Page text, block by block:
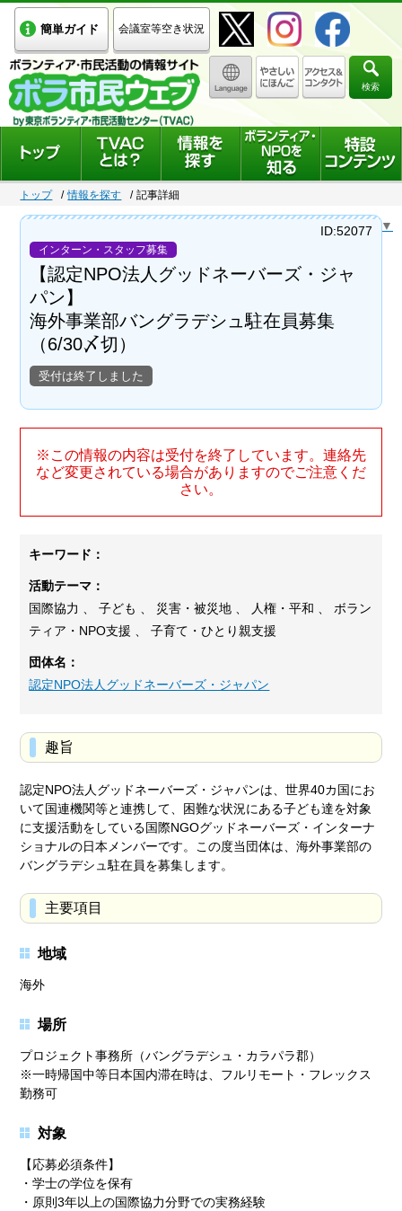
簡単ガイド 会議室等空き状況
検索
トップ 情報を探す 記事詳細
Select Language ▼
インターン・スタッフ募集
【認定NPO法人グッドネーバーズ・ジャ
パン】
海外事業部バングラデシュ駐在員募集
（6/30〆切）
受付は終了しました
ID:52077
※この情報の内容は受付を終了しています。連絡先
など変更されている場合がありますのでご注意くだ
さい。
キーワード：
活動テーマ：
国際協力 、 子ども 、 災害・被災地 、 人権・平和 、 ボラン
ティア・NPO支援 、 子育て・ひとり親支援
団体名：
認定NPO法人グッドネーバーズ・ジャパン
趣旨
認定NPO法人グッドネーバーズ・ジャパンは、世界40カ国にお
いて国連機関等と連携して、困難な状況にある子ども達を対象
に支援活動をしている国際NGOグッドネーバーズ・インターナ
ショナルの日本メンバーです。この度当団体は、海外事業部の
バングラデシュ駐在員を募集します。
主要項目
地域
海外
場所
プロジェクト事務所（バングラデシュ・カラパラ郡）
※一時帰国中等日本国内滞在時は、フルリモート・フレックス
勤務可
対象
【応募必須条件】
・学士の学位を保有
・原則3年以上の国際協力分野での実務経験